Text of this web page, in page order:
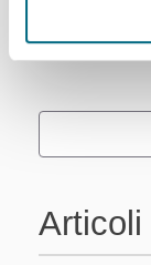
Articoli